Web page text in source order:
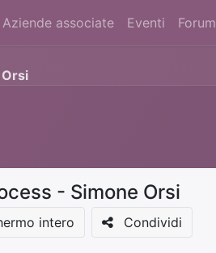
Aziende associate Eventi Forum
- Simone Orsi
intero Condividi